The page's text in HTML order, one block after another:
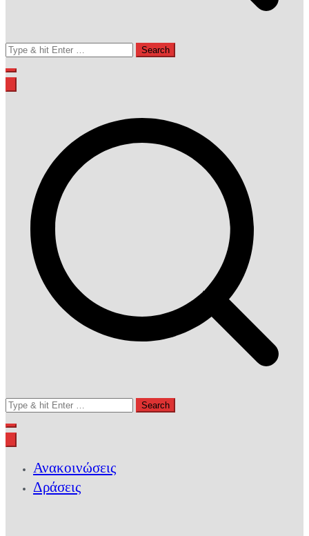
Search
for:
Search
for:
Ανακοινώσεις
Δράσεις